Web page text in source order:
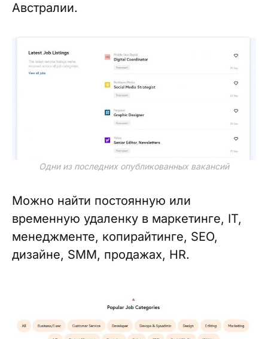
Австралии.
Одни из последних опубликованных вакансий
Можно найти постоянную или
временную удаленку в маркетинге, IT,
менеджменте, копирайтинге, SEO,
дизайне, SMM, продажах, HR.